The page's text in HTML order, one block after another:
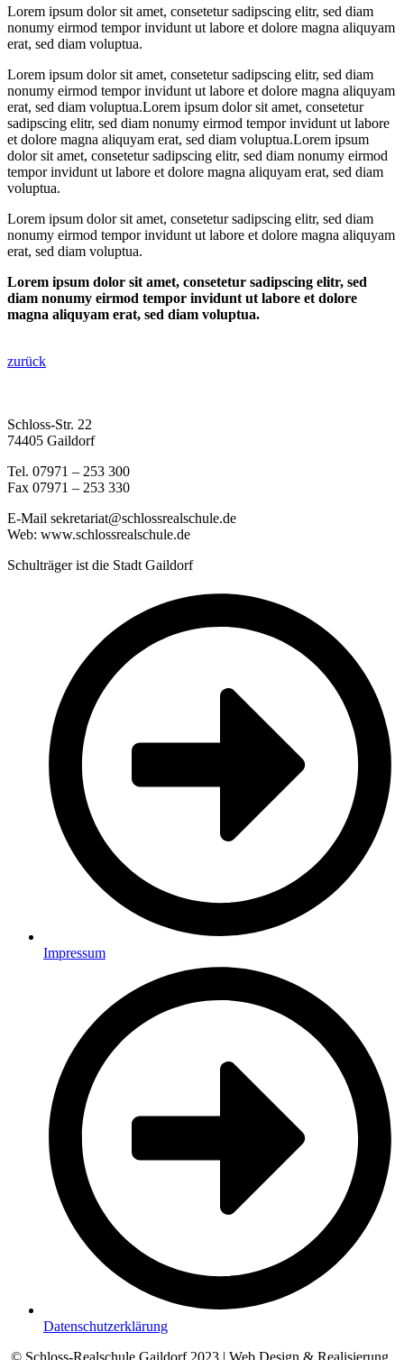
Lorem ipsum dolor sit amet, consetetur sadipscing elitr, sed diam
nonumy eirmod tempor invidunt ut labore et dolore magna aliquyam
erat, sed diam voluptua.
Lorem ipsum dolor sit amet, consetetur sadipscing elitr, sed diam
nonumy eirmod tempor invidunt ut labore et dolore magna aliquyam
erat, sed diam voluptua.Lorem ipsum dolor sit amet, consetetur
sadipscing elitr, sed diam nonumy eirmod tempor invidunt ut labore
et dolore magna aliquyam erat, sed diam voluptua.Lorem ipsum
dolor sit amet, consetetur sadipscing elitr, sed diam nonumy eirmod
tempor invidunt ut labore et dolore magna aliquyam erat, sed diam
voluptua.
Lorem ipsum dolor sit amet, consetetur sadipscing elitr, sed diam
nonumy eirmod tempor invidunt ut labore et dolore magna aliquyam
erat, sed diam voluptua.
Lorem ipsum dolor sit amet, consetetur sadipscing elitr, sed
diam nonumy eirmod tempor invidunt ut labore et dolore
magna aliquyam erat, sed diam voluptua.
zurück
Schloss-Str. 22
74405 Gaildorf
Tel. 07971 – 253 300
Fax 07971 – 253 330
E-Mail sekretariat@schlossrealschule.de
Web: www.schlossrealschule.de
Schulträger ist die Stadt Gaildorf
Impressum
Datenschutzerklärung
© Schloss-Realschule Gaildorf 2023 | Web Design & Realisierung